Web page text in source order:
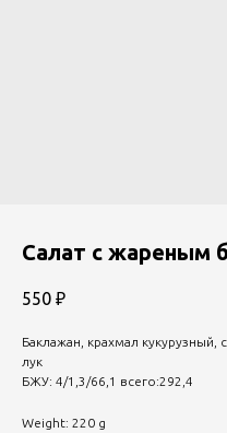
Салат с жареным
550 ₽
Баклажан, крахмал кукурузный,
лук
БЖУ: 4/1,3/66,1 всего:292,4
Weight: 220 g